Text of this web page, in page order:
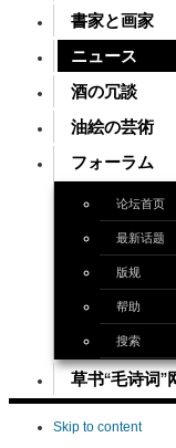
書家と画家
ニュース
酒の冗談
油絵の芸術
フォーラム
论坛首页
最新话题
版规
帮助
搜索
草书“毛诗词”
Skip to content